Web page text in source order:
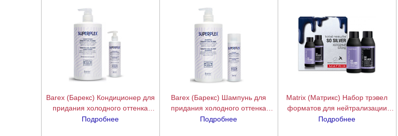
Barex (Барекс) Кондиционер для
придания холодного оттенка
(Superplex), 200/750 мл.
Подробнее
Barex (Барекс) Шампунь для
придания холодного оттенка
(Superplex), 250/750 мл.
Подробнее
Matrix (Матрикс) Набор трэвел
форматов для нейтрализации
желтизны у блондинок Соу
Подробнее